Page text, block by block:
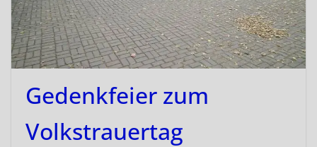
Gedenkfeier zum
Volkstrauertag